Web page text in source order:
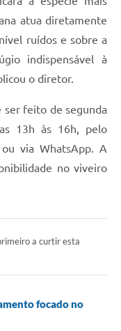
atua diretamente
ruídos e sobre a
indispensável à
o diretor.
ser feito de segunda
13h às 16h, pelo
via WhatsApp. A
no viveiro
a curtir esta
focado no